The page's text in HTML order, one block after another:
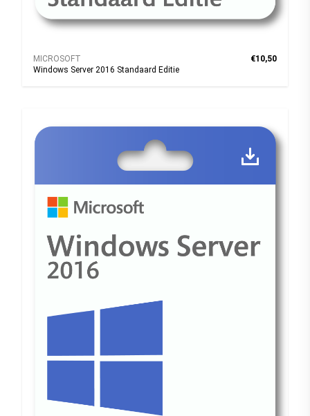
MICROSOFT
Windows Server 2016 Standaard Editie
€10,50